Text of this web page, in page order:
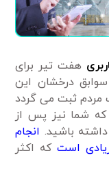
هفت تیر برای
درخشان این
مردم ثبت می گردد
شما نیز پس از
باشید. انجام
استکه اکثر